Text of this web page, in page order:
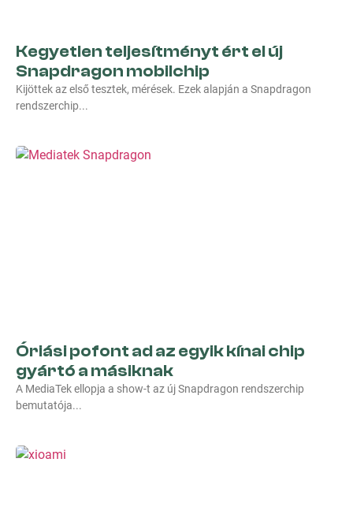
Kegyetlen teljesítményt ért el új
Snapdragon mobilchip
Kijöttek az első tesztek, mérések. Ezek alapján a Snapdragon
rendszerchip
Óriási pofont ad az egyik kínai chip
gyártó a másiknak
A MediaTek ellopja a show-t az új Snapdragon rendszerchip
bemutatója